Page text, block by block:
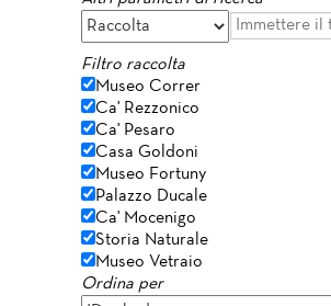
Filtro raccolta
Museo Correr
Ca' Rezzonico
Ca' Pesaro
Casa Goldoni
Museo Fortuny
Palazzo Ducale
Ca' Mocenigo
Storia Naturale
Museo Vetraio
Ordina per